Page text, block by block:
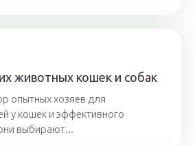
животных кошек и собак
опытных хозяев для
у кошек и эффективного
выбирают...